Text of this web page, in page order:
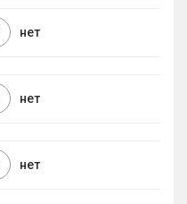
нет
нет
нет